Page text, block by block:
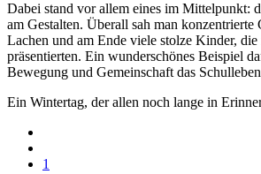
Dabei stand vor allem eines im Mittelpunkt:
am Gestalten. Überall sah man konzentrierte
Lachen und am Ende viele stolze Kinder,
präsentierten. Ein wunderschönes Beispiel
Bewegung und Gemeinschaft das
Ein Wintertag, der allen noch lange in
1